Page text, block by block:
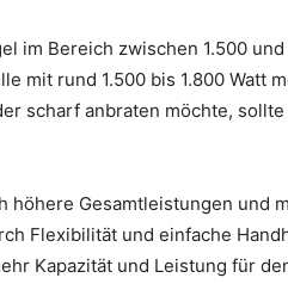
im Bereich zwischen 1.500 und
mit rund 1.500 bis 1.800 Watt
scharf anbraten möchte,
Gesamtleistungen und
Flexibilität und einfache
Kapazität und Leistung für